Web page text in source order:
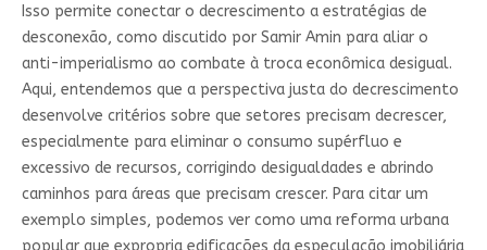
Isso permite conectar o decrescimento a estratégias de
desconexão, como discutido por Samir Amin para aliar o
anti-imperialismo ao combate à troca econômica desigual.
Aqui, entendemos que a perspectiva justa do decrescimento
desenvolve critérios sobre que setores precisam decrescer,
especialmente para eliminar o consumo supérfluo e
excessivo de recursos, corrigindo desigualdades e abrindo
caminhos para áreas que precisam crescer. Para citar um
exemplo simples, podemos ver como uma reforma urbana
popular que expropria edificações da especulação imobiliária